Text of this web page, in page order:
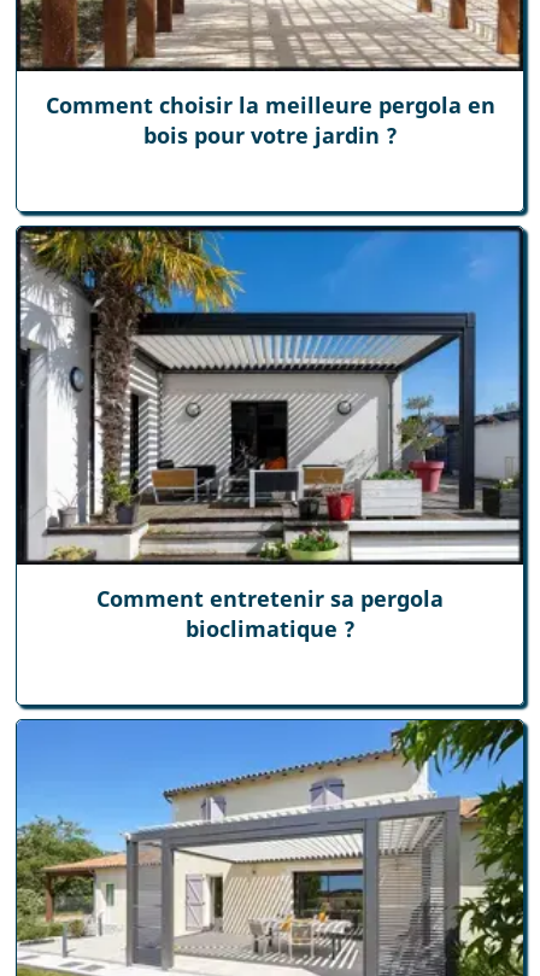
Comment choisir la meilleure pergola en
bois pour votre jardin ?
Comment entretenir sa pergola
bioclimatique ?